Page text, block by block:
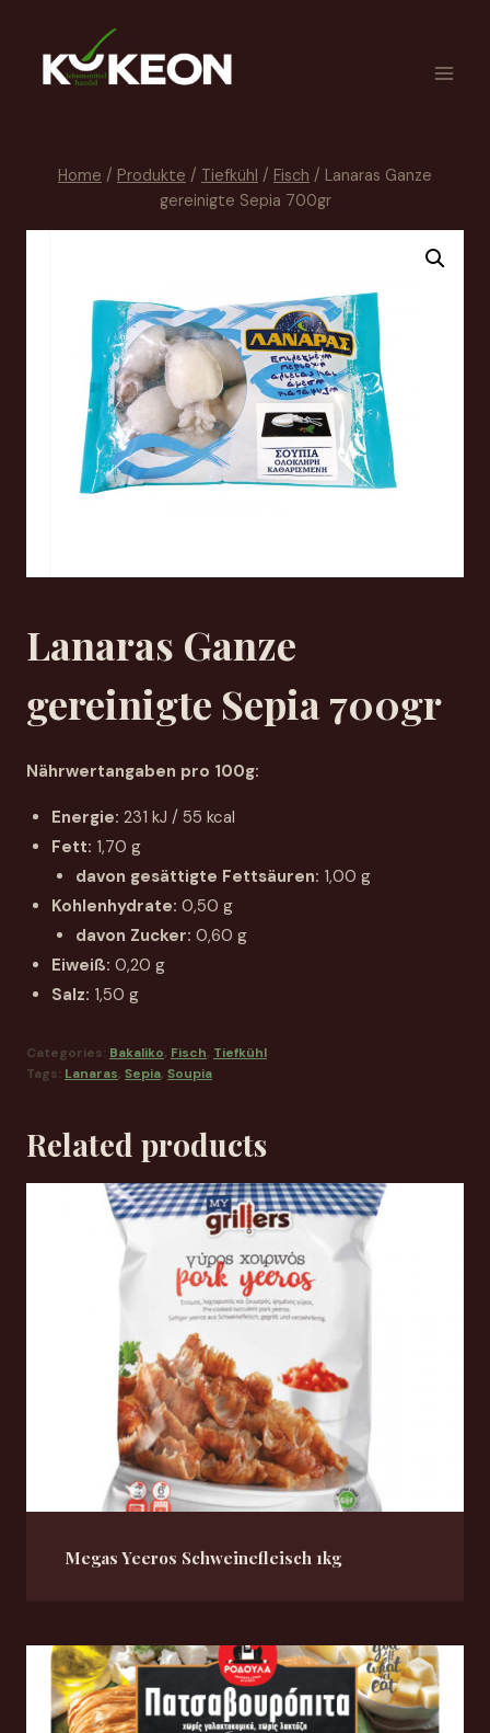
Home / Produkte / Tiefkühl / Fisch / Lanaras Ganze
gereinigte Sepia 700gr
Lanaras Ganze
gereinigte Sepia 700gr
Nährwertangaben pro 100g:
Energie: 231 kJ / 55 kcal
Fett: 1,70 g
davon gesättigte Fettsäuren: 1,00 g
Kohlenhydrate: 0,50 g
davon Zucker: 0,60 g
Eiweiß: 0,20 g
Salz: 1,50 g
Categories: Bakaliko, Fisch, Tiefkühl
Tags: Lanaras, Sepia, Soupia
Related products
Megas Yeeros Schweinefleisch 1kg